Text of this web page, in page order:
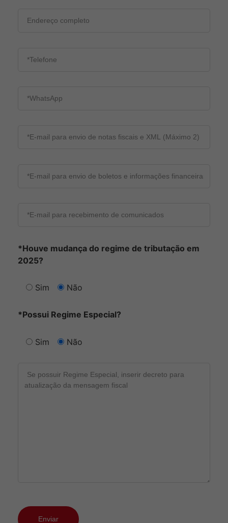
*Houve mudança do regime de tributação em
2025?
Sim Não
*Possui Regime Especial?
Sim Não